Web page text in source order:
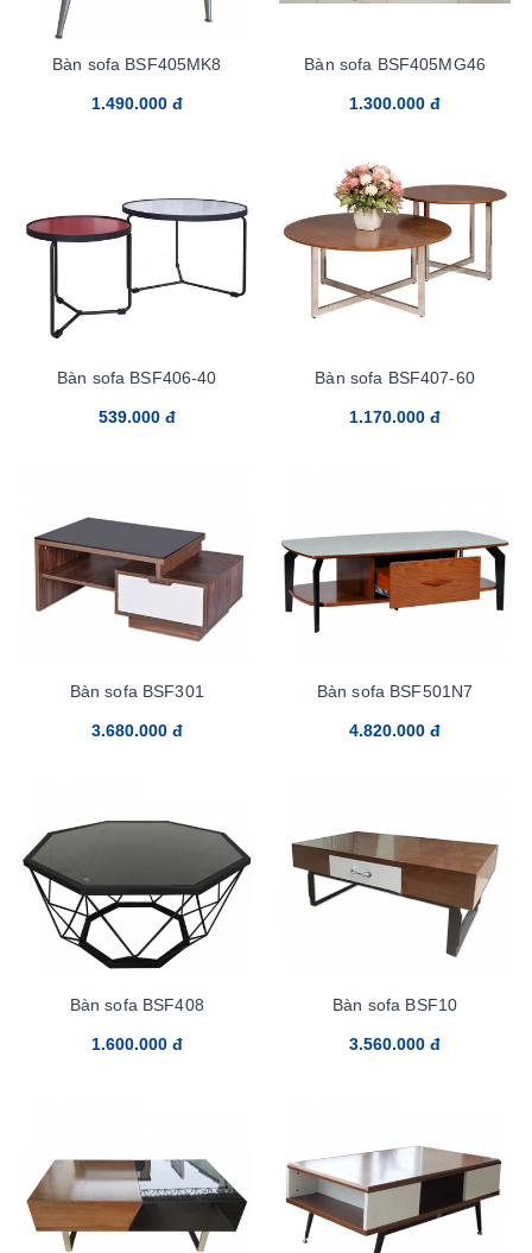
Bàn sofa BSF405MK8
1.490.000 đ
Bàn sofa BSF405MG46
1.300.000 đ
Bàn sofa BSF406-40
539.000 đ
Bàn sofa BSF407-60
1.170.000 đ
Bàn sofa BSF301
3.680.000 đ
Bàn sofa BSF501N7
4.820.000 đ
Bàn sofa BSF408
1.600.000 đ
Bàn sofa BSF10
3.560.000 đ